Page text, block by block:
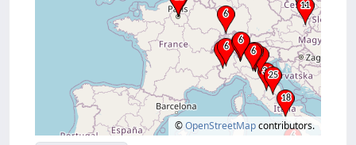
©OpenStreetMapcontributors.